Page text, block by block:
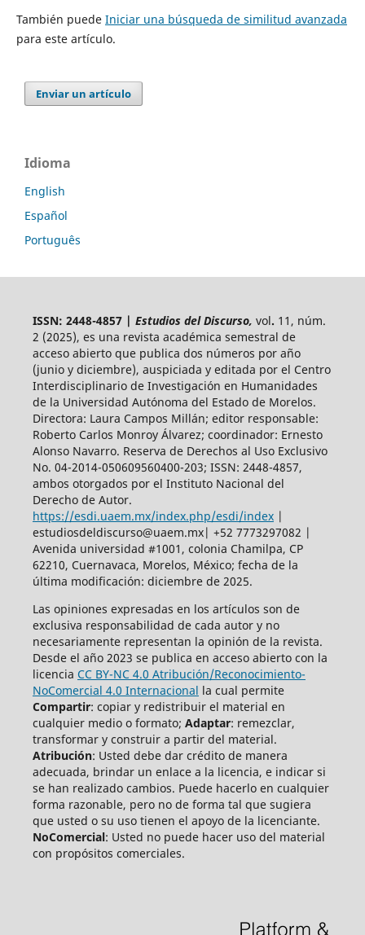
También puede Iniciar una búsqueda de similitud avanzada
para este artículo.
Enviar un artículo
Idioma
English
Español
Português
ISSN: 2448-4857 | Estudios del Discurso, vol. 11, núm.
2 (2025), es una revista académica semestral de
acceso abierto que publica dos números por año
(junio y diciembre), auspiciada y editada por el Centro
Interdisciplinario de Investigación en Humanidades
de la Universidad Autónoma del Estado de Morelos.
Directora: Laura Campos Millán; editor responsable:
Roberto Carlos Monroy Álvarez; coordinador: Ernesto
Alonso Navarro. Reserva de Derechos al Uso Exclusivo
No. 04-2014-050609560400-203; ISSN: 2448-4857,
ambos otorgados por el Instituto Nacional del
Derecho de Autor.
https://esdi.uaem.mx/index.php/esdi/index|
estudiosdeldiscurso@uaem.mx| +52 7773297082 |
Avenida universidad #1001, colonia Chamilpa, CP
62210, Cuernavaca, Morelos, México; fecha de la
última modificación: diciembre de 2025.
Las opiniones expresadas en los artículos son de
exclusiva responsabilidad de cada autor y no
necesariamente representan la opinión de la revista.
Desde el año 2023 se publica en acceso abierto con la
licencia CC BY-NC 4.0 Atribución/Reconocimiento-
NoComercial 4.0 Internacional la cual permite
Compartir: copiar y redistribuir el material en
cualquier medio o formato; Adaptar: remezclar,
transformar y construir a partir del material.
Atribución: Usted debe dar crédito de manera
adecuada, brindar un enlace a la licencia, e indicar si
se han realizado cambios. Puede hacerlo en cualquier
forma razonable, pero no de forma tal que sugiera
que usted o su uso tienen el apoyo de la licenciante.
NoComercial: Usted no puede hacer uso del material
con propósitos comerciales.